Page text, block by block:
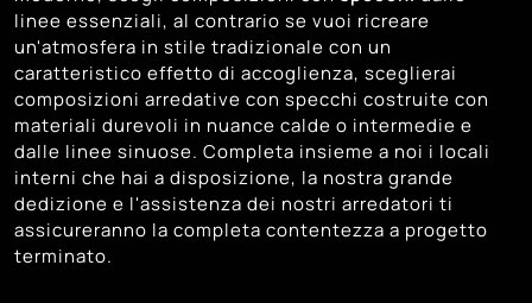
linee essenziali, al contrario se vuoi ricreare
un'atmosfera in stile tradizionale con un
caratteristico effetto di accoglienza, sceglierai
composizioni arredative con specchi costruite con
materiali durevoli in nuance calde o intermedie e
dalle linee sinuose. Completa insieme a noi i locali
interni che hai a disposizione, la nostra grande
dedizione e l'assistenza dei nostri arredatori ti
assicureranno la completa contentezza a progetto
terminato.